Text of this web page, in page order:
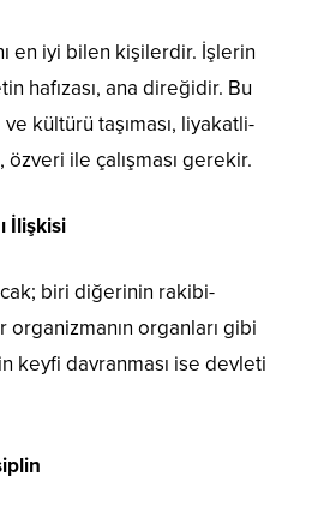
en iyi bilen kişilerdir. İşlerin
hafızası, ana direğidir. Bu
kültürü taşıması, liyakatli-
özveri ile çalışması gerekir.
İlişkisi
biri diğerinin rakibi-
organları gibi
keyfi davranması ise devleti